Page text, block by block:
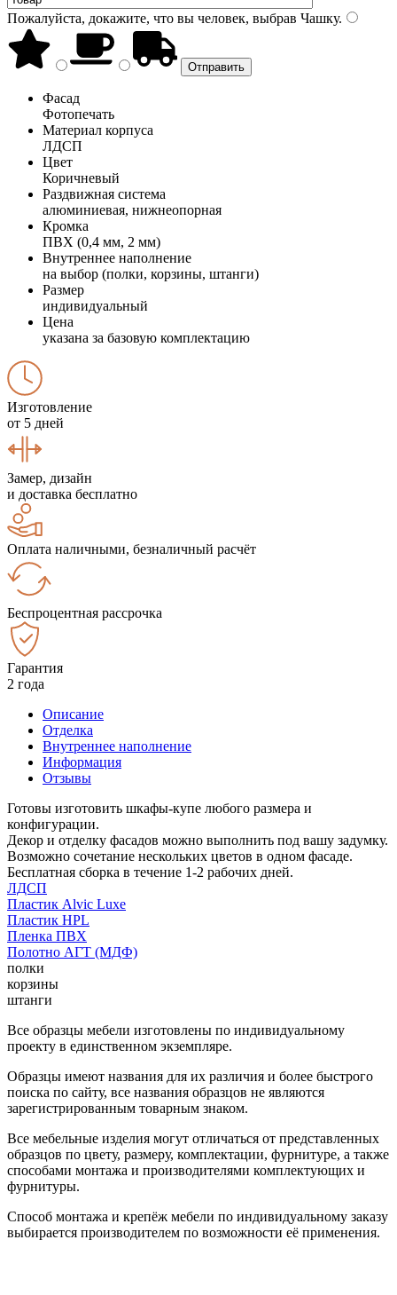
Пожалуйста, докажите, что вы человек, выбрав Чашку.
Фасад
Фотопечать
Материал корпуса
ЛДСП
Цвет
Коричневый
Раздвижная система
алюминиевая, нижнеопорная
Кромка
ПВХ (0,4 мм, 2 мм)
Внутреннее наполнение
на выбор (полки, корзины, штанги)
Размер
индивидуальный
Цена
указана за базовую комплектацию
Изготовление
от 5 дней
Замер, дизайн
и доставка бесплатно
Оплата наличными, безналичный расчёт
Беспроцентная рассрочка
Гарантия
2 года
Описание
Отделка
Внутреннее наполнение
Информация
Отзывы
Готовы изготовить шкафы-купе любого размера и
конфигурации.
Декор и отделку фасадов можно выполнить под вашу задумку.
Возможно сочетание нескольких цветов в одном фасаде.
Бесплатная сборка в течение 1-2 рабочих дней.
ЛДСП
Пластик Alvic Luxe
Пластик HPL
Пленка ПВХ
Полотно АГТ (МДФ)
полки
корзины
штанги
Все образцы мебели изготовлены по индивидуальному
проекту в единственном экземпляре.
Образцы имеют названия для их различия и более быстрого
поиска по сайту, все названия образцов не являются
зарегистрированным товарным знаком.
Все мебельные изделия могут отличаться от представленных
образцов по цвету, размеру, комплектации, фурнитуре, а также
способами монтажа и производителями комплектующих и
фурнитуры.
Способ монтажа и крепёж мебели по индивидуальному заказу
выбирается производителем по возможности её применения.